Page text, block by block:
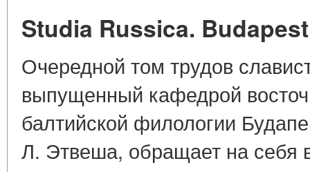
Studia Russica.
Очередной том трудов
выпущенный кафедрой
балтийской филологии
Л. Этвеша, обращает на себя